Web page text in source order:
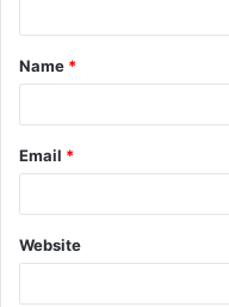
Name *
Email *
Website